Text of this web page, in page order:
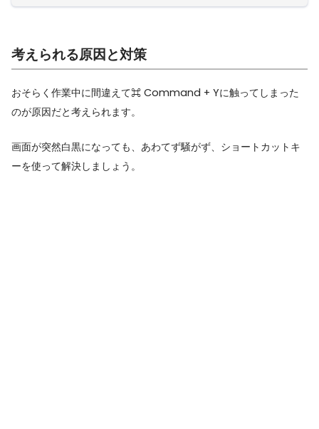
考えられる原因と対策
おそらく作業中に間違えて⌘ Command + Yに触ってしまった
のが原因だと考えられます。
画面が突然白黒になっても、あわてず騒がず、ショートカットキ
ーを使って解決しましょう。